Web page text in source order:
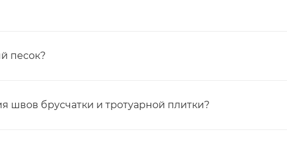
песок?
швов брусчатки и тротуарной плитки?